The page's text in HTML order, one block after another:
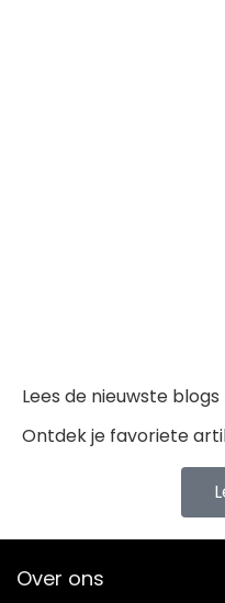
Lees de nieuwste blogs
Ontdek je favoriete
Over ons